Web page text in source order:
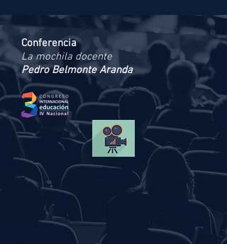
Conferencia
La mochila docente
Pedro Belmonte Aranda